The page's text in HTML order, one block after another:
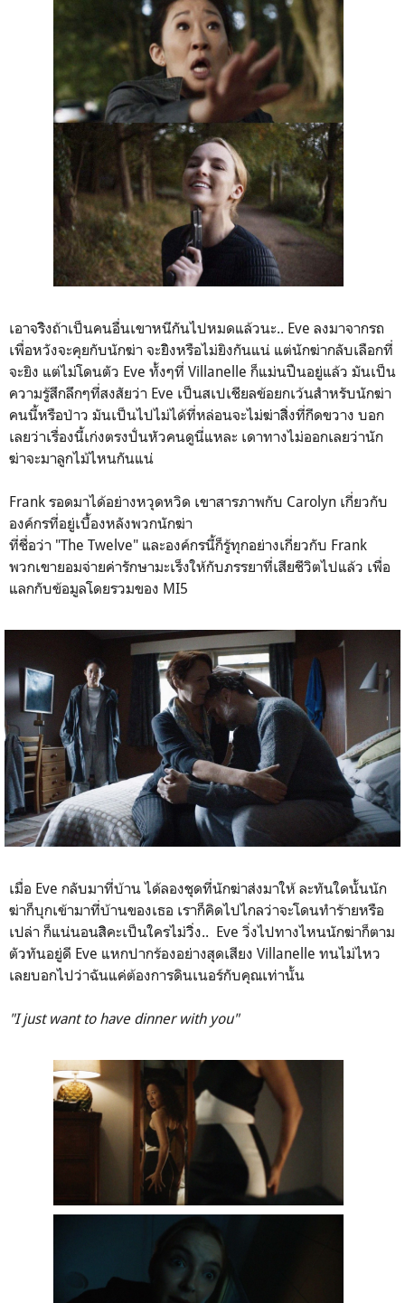
เอาจริิงถ้าเป็นคนอื่นเขาหนีกันไปหมดแล้วนะ.. Eve ลงมาจากรถ
เพื่อหวังจะคุยกับนักฆ่า จะยิิงหรือไม่ยิงกันแน่ แต่นักฆ่ากลับเลือกที่
จะยิง แต่ไม่โดนตัว Eve ทั้งๆที่ Villanelle ก็แม่นปืนอยู่แล้ว มันเป็น
ความรู้สึกลึกๆที่สงสัยว่า Eve เป็นสเปเชียลข้อยกเว้นสำหรับนักฆ่า
คนนี้หรือป่าว มันเป็นไปไม่ได้ที่หล่อนจะไม่ฆ่าสิิ่งที่กีดขวาง บอก
เลยว่าเรื่องนี้เก่งตรงปั่นหัวคนดูนี่แหละ เดาทางไม่ออกเลยว่านัก
ฆ่าจะมาลูกไม้ไหนกันแน่
Frank รอดมาได้อย่างหวุดหวิด เขาสารภาพกับ Carolyn เกี่ยวกับ
องค์กรที่อยู่เบื้องหลังพวกนักฆ่า
ที่ชื่อว่า "The Twelve" และองค์กรนี้ก็รู้ทุกอย่างเกี่ยวกับ Frank
พวกเขายอมจ่ายค่ารักษามะเร็งให้กับภรรยาที่เสียชีวิตไปแล้ว เพื่อ
แลกกับข้อมูลโดยรวมของ MI5
เมื่อ Eve กลับมาที่บ้าน ได้ลองชุดที่นักฆ่าส่งมาให้ ละทันใดนั้นนัก
ฆ่าก็บุกเข้ามาที่บ้านของเธอ เราก็คิดไปไกลว่าจะโดนทำร้ายหรือ
เปล่า ก็แน่นอนสิิคะเป็นใครไม่วิิ่ง.. Eve วิ่งไปทางไหนนักฆ่าก็ตาม
ตัวทันอยู่ดี Eve แหกปากร้องอย่างสุดเสียง Villanelle ทนไม่ไหว
เลยบอกไปว่าฉันแค่ต้องการดินเนอร์กับคุณเท่านั้น
"I just want to have dinner with you"